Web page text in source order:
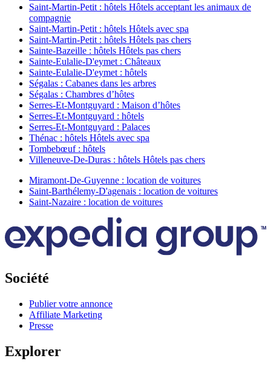
Saint-Martin-Petit : hôtels Hôtels acceptant les animaux de
compagnie
Saint-Martin-Petit : hôtels Hôtels avec spa
Saint-Martin-Petit : hôtels Hôtels pas chers
Sainte-Bazeille : hôtels Hôtels pas chers
Sainte-Eulalie-D'eymet : Châteaux
Sainte-Eulalie-D'eymet : hôtels
Ségalas : Cabanes dans les arbres
Ségalas : Chambres d’hôtes
Serres-Et-Montguyard : Maison d’hôtes
Serres-Et-Montguyard : hôtels
Serres-Et-Montguyard : Palaces
Thénac : hôtels Hôtels avec spa
Tombebœuf : hôtels
Villeneuve-De-Duras : hôtels Hôtels pas chers
Miramont-De-Guyenne : location de voitures
Saint-Barthélemy-D'agenais : location de voitures
Saint-Nazaire : location de voitures
Société
Publier votre annonce
Affiliate Marketing
Presse
Explorer